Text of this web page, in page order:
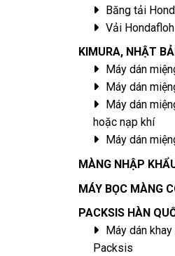
Băng tải
Vải Hondafloh
KIMURA, NHẬT
Máy dán
Máy dán
Máy dán
hoặc nạp khí
Máy dán
MÀNG NHẬP
MÁY BỌC MÀNG
PACKSIS HÀN
Máy dán
Packsis